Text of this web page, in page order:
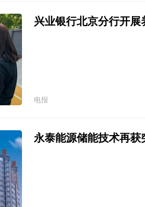
兴业银行北京分行开
电报
永泰能源储能技术再